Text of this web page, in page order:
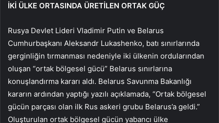
İKİ ÜLKE ORTASINDA ÜRETİLEN ORTAK GÜÇ
Rusya Devlet Lideri Vladimir Putin ve Belarus
Cumhurbaşkanı Aleksandr Lukashenko, batı sınırlarında
gerginliğin tırmanması nedeniyle iki ülkenin ordularından
oluşan “ortak bölgesel gücü” Belarus sınırlarına
konuşlandırma kararı aldı. Belarus Savunma Bakanlığı
kararın ardından yaptığı yazılı açıklamada, “Ortak bölgesel
gücün parçası olan ilk Rus askeri grubu Belarus’a geldi.”
Oluşturulan ortak bölgesel gücün yabancı ülke